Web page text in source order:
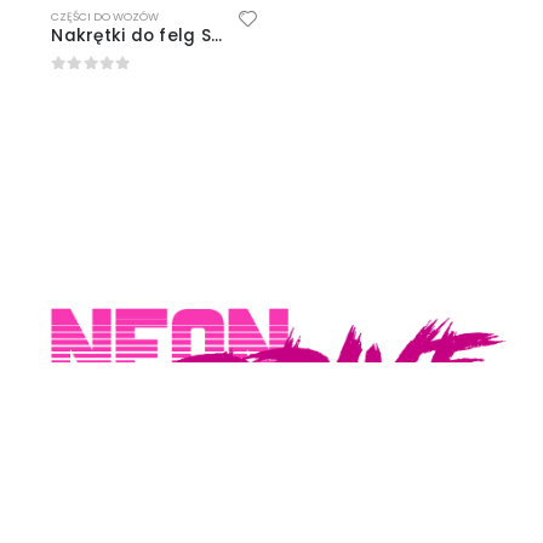
CZĘŚCI DO WOZÓW
Nakrętki do felg SSR M12x1.25 (Nissan)